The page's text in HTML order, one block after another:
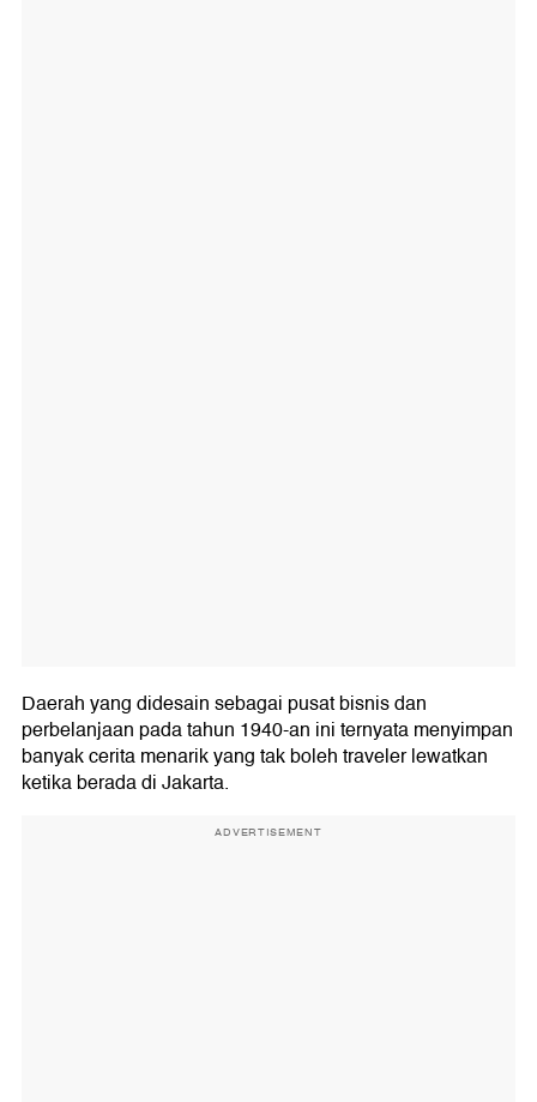
Daerah yang didesain sebagai pusat bisnis dan
perbelanjaan pada tahun 1940-an ini ternyata menyimpan
banyak cerita menarik yang tak boleh traveler lewatkan
ketika berada di Jakarta.
ADVERTISEMENT